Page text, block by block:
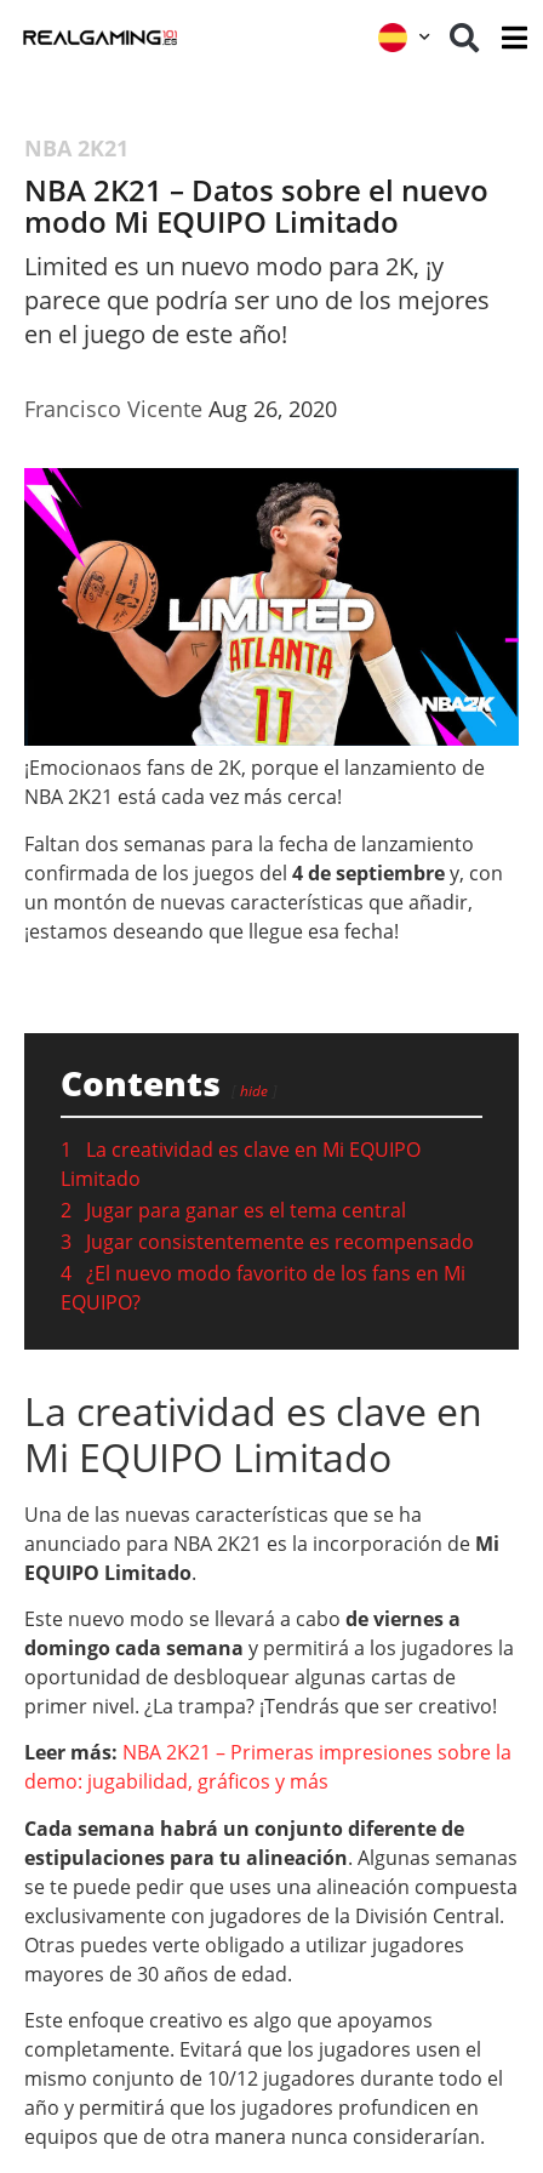
NBA 2K21
NBA 2K21 – Datos sobre el nuevo
modo Mi EQUIPO Limitado
Limited es un nuevo modo para 2K, ¡y
parece que podría ser uno de los mejores
en el juego de este año!
Francisco Vicente Aug 26, 2020
¡Emocionaos fans de 2K, porque el lanzamiento de
NBA 2K21 está cada vez más cerca!
Faltan dos semanas para la fecha de lanzamiento
confirmada de los juegos del 4 de septiembrey, con
un montón de nuevas características que añadir,
¡estamos deseando que llegue esa fecha!
Contents hide
1
La creatividad es clave en Mi EQUIPO
Limitado
2 Jugar para ganar es el tema central
3 Jugar consistentemente es recompensado
4 ¿El nuevo modo favorito de los fans en Mi
EQUIPO?
La creatividad es clave en
Mi EQUIPO Limitado
Una de las nuevas características que se ha
anunciado para NBA 2K21 es la incorporación de Mi
EQUIPO Limitado.
Este nuevo modo se llevará a cabo de viernes a
domingo cada semana y permitirá a los jugadores la
oportunidad de desbloquear algunas cartas de
primer nivel. ¿La trampa? ¡Tendrás que ser creativo!
Leer más: NBA 2K21 – Primeras impresiones sobre la
demo: jugabilidad, gráficos y más
Cada semana habrá un conjunto diferente de
estipulaciones para tu alineación. Algunas semanas
se te puede pedir que uses una alineación compuesta
exclusivamente con jugadores de la División Central.
Otras puedes verte obligado a utilizar jugadores
mayores de 30 años de edad.
Este enfoque creativo es algo que apoyamos
completamente. Evitará que los jugadores usen el
mismo conjunto de 10/12 jugadores durante todo el
año y permitirá que los jugadores profundicen en
equipos que de otra manera nunca considerarían.